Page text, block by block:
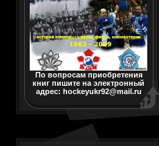
По вопросам приобретения
книг пишите на электронный
адрес: hockeyukr92@mail.ru